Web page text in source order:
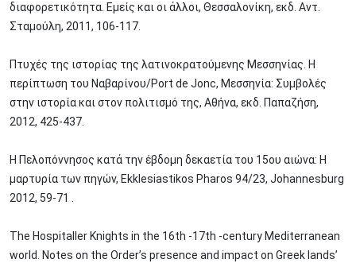
διαφορετικότητα. Εμείς και οι άλλοι, Θεσσαλονίκη, εκδ. Αντ.
Σταμούλη, 2011, 106-117.
Πτυχές της ιστορίας της λατινοκρατούμενης Μεσσηνίας. Η
περίπτωση του Ναβαρίνου/Port de Jonc, Μεσσηνία: Συμβολές
στην ιστορία και στον πολιτισμό της, Αθήνα, εκδ. Παπαζήση,
2012, 425-437.
Η Πελοπόννησος κατά την έβδομη δεκαετία του 15ου αιώνα: Η
μαρτυρία των πηγών, Ekklesiastikos Pharos 94/23, Johannesburg
2012, 59-71 .
The Hospitaller Knights in the 16th -17th -century Mediterranean
world. Notes on the Order’s presence and impact on Greek lands’